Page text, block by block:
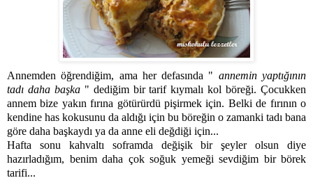
Annemden öğrendiğim, ama her defasında " annemin yaptığının
tadı daha başka" dediğim bir tarif kıymalı kol böreği. Çocukken
annem bize yakın fırına götürürdü pişirmek için. Belki de fırının o
kendine has kokusunu da aldığı için bu böreğin o zamanki tadı bana
göre daha başkaydı ya da anne eli değdiği için...
Hafta sonu kahvaltı soframda değişik bir şeyler olsun diye
hazırladığım, benim daha çok soğuk yemeği sevdiğim bir börek
tarifi...